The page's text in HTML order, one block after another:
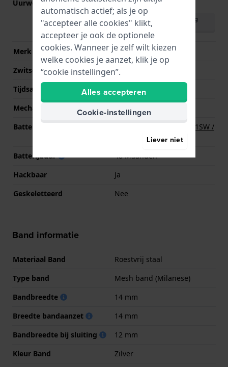
Uurwerk nr. 5Y20(Bekijk specificaties
Download handleiding
(English)
Merk uurwerk
Miyota
Zwitsers uurwerk
Nee
Tijdsaanduiding
Analoog
Mechanisme
Quartz
Batterij
Renata R379 379 / SR521SW /
SG0 Batterij
Batterijduur
48 Maanden
Hackbaar
Ja
Geskeletteerd
Nee
Band informatie
Materiaal Band
Roestvrij staal
Type band
Mesh band (Milanese)
Bandbreedte
14 mm
Breedte bandaanzet
14 mm
Bandbreedte bij sluiting
12 mm
Kleur Band
Zilver
automatisch actief; als je op
"accepteer alle cookies" klikt,
accepteer je ook de optionele
cookies. Wanneer je zelf wilt kiezen
welke cookies je aanzet, klik je op
“cookie instellingen”.
Alles accepteren
Cookie-instellingen
Liever niet